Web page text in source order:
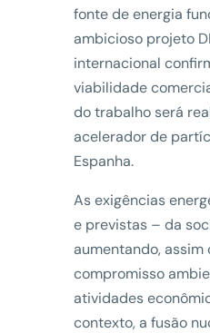
fonte de energia
ambicioso projeto
internacional
viabilidade
do trabalho será
acelerador de
Espanha.
As exigências
e previstas – da
aumentando, assim
compromisso
atividades
contexto, a fusão